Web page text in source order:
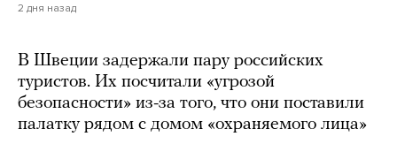
2 дня назад
В Швеции задержали пару российских
туристов. Их посчитали «угрозой
безопасности» из-за того, что они поставили
палатку рядом с домом «охраняемого лица»